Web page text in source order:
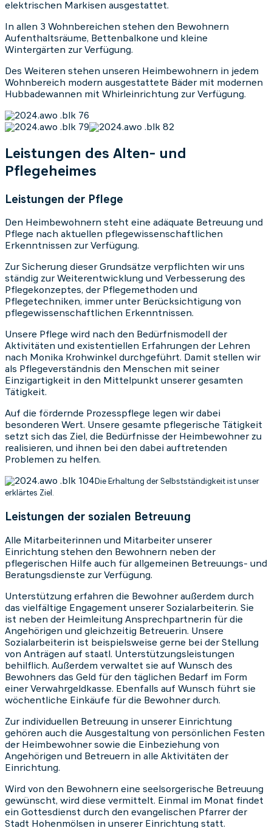
elektrischen Markisen ausgestattet.
In allen 3 Wohnbereichen stehen den Bewohnern
Aufenthaltsräume, Bettenbalkone und kleine
Wintergärten zur Verfügung.
Des Weiteren stehen unseren Heimbewohnern in jedem
Wohnbereich modern ausgestattete Bäder mit modernen
Hubbadewannen mit Whirleinrichtung zur Verfügung.
Leistungen des Alten- und
Pflegeheimes
Leistungen der Pflege
Den Heimbewohnern steht eine adäquate Betreuung und
Pflege nach aktuellen pflegewissenschaftlichen
Erkenntnissen zur Verfügung.
Zur Sicherung dieser Grundsätze verpflichten wir uns
ständig zur Weiterentwicklung und Verbesserung des
Pflegekonzeptes, der Pflegemethoden und
Pflegetechniken, immer unter Berücksichtigung von
pflegewissenschaftlichen Erkenntnissen.
Unsere Pflege wird nach den Bedürfnismodell der
Aktivitäten und existentiellen Erfahrungen der Lehren
nach Monika Krohwinkel durchgeführt. Damit stellen wir
als Pflegeverständnis den Menschen mit seiner
Einzigartigkeit in den Mittelpunkt unserer gesamten
Tätigkeit.
Auf die fördernde Prozesspflege legen wir dabei
besonderen Wert. Unsere gesamte pflegerische Tätigkeit
setzt sich das Ziel, die Bedürfnisse der Heimbewohner zu
realisieren, und ihnen bei den dabei auftretenden
Problemen zu helfen.
Die Erhaltung der Selbstständigkeit ist unser
erklärtes Ziel.
Leistungen der sozialen Betreuung
Alle Mitarbeiterinnen und Mitarbeiter unserer
Einrichtung stehen den Bewohnern neben der
pflegerischen Hilfe auch für allgemeinen Betreuungs- und
Beratungsdienste zur Verfügung.
Unterstützung erfahren die Bewohner außerdem durch
das vielfältige Engagement unserer Sozialarbeiterin. Sie
ist neben der Heimleitung Ansprechpartnerin für die
Angehörigen und gleichzeitig Betreuerin. Unsere
Sozialarbeiterin ist beispielsweise gerne bei der Stellung
von Anträgen auf staatl. Unterstützungsleistungen
behilflich. Außerdem verwaltet sie auf Wunsch des
Bewohners das Geld für den täglichen Bedarf im Form
einer Verwahrgeldkasse. Ebenfalls auf Wunsch führt sie
wöchentliche Einkäufe für die Bewohner durch.
Zur individuellen Betreuung in unserer Einrichtung
gehören auch die Ausgestaltung von persönlichen Festen
der Heimbewohner sowie die Einbeziehung von
Angehörigen und Betreuern in alle Aktivitäten der
Einrichtung.
Wird von den Bewohnern eine seelsorgerische Betreuung
gewünscht, wird diese vermittelt. Einmal im Monat findet
ein Gottesdienst durch den evangelischen Pfarrer der
Stadt Hohenmölsen in unserer Einrichtung statt.